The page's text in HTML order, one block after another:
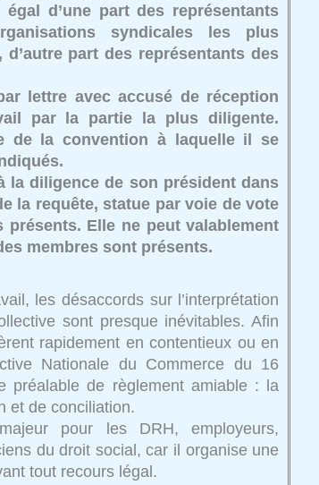
d’une part des représentants
syndicales les plus
part des représentants des
lettre avec accusé de réception
par la partie la plus diligente.
de la convention à laquelle il se
la diligence de son président dans
la requête, statue par voie de vote
Elle ne peut valablement
membres sont présents.
les désaccords sur l’interprétation
sont presque inévitables. Afin
rapidement en contentieux ou en
Nationale du Commerce du 16
préalable de règlement amiable : la
et de conciliation.
pour les DRH, employeurs,
du droit social, car il organise une
tout recours légal.